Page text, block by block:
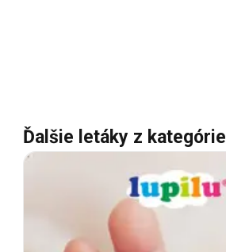
Ďalšie letáky z kategórie